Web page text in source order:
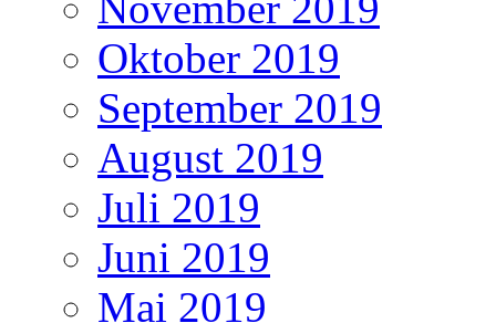
Oktober 2019
September 2019
August 2019
Juli 2019
Juni 2019
Mai 2019